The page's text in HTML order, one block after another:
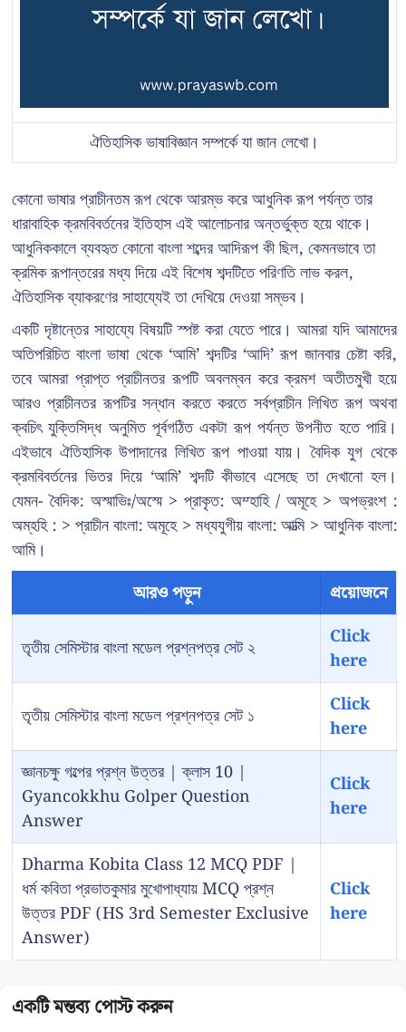
ঐতিহাসিক ভাষাবিজ্ঞান সম্পর্কে যা জান লেখো।
কোনো ভাষার প্রাচীনতম রূপ থেকে আরম্ভ করে আধুনিক রূপ পর্যন্ত তার
ধারাবাহিক ক্রমবিবর্তনের ইতিহাস এই আলোচনার অন্তর্ভুক্ত হয়ে থাকে।
আধুনিককালে ব্যবহৃত কোনো বাংলা শব্দের আদিরূপ কী ছিল, কেমনভাবে তা
ক্রমিক রূপান্তরের মধ্য দিয়ে এই বিশেষ শব্দটিতে পরিণতি লাভ করল,
ঐতিহাসিক ব্যাকরণের সাহায্যেই তা দেখিয়ে দেওয়া সম্ভব।
একটি দৃষ্টান্তের সাহায্যে বিষয়টি স্পষ্ট করা যেতে পারে। আমরা যদি আমাদের
অতিপরিচিত বাংলা ভাষা থেকে ‘আমি’ শব্দটির ‘আদি’ রূপ জানবার চেষ্টা করি,
তবে আমরা প্রাপ্ত প্রাচীনতর রূপটি অবলম্বন করে ক্রমশ অতীতমুখী হয়ে
আরও প্রাচীনতর রূপটির সন্ধান করতে করতে সর্বপ্রাচীন লিখিত রূপ অথবা
ক্বচিৎ যুক্তিসিদ্ধ অনুমিত পূর্বগঠিত একটা রূপ পর্যন্ত উপনীত হতে পারি।
এইভাবে ঐতিহাসিক উপাদানের লিখিত রূপ পাওয়া যায়। বৈদিক যুগ থেকে
ক্রমবিবর্তনের ভিতর দিয়ে ‘আমি’ শব্দটি কীভাবে এসেছে তা দেখানো হল।
যেমন- বৈদিক: অস্মাভিঃ/অস্মে > প্রাকৃত: অম্হাহি / অমূহে > অপভ্রংশ :
অম্‌হহি : > প্রাচীন বাংলা: অমূহে > মধ্যযুগীয় বাংলা: আত্মি > আধুনিক বাংলা:
আমি।
আরও পড়ুন
প্রয়োজনে
তৃতীয় সেমিস্টার বাংলা মডেল প্রশ্নপত্র সেট ২
Click
here
তৃতীয় সেমিস্টার বাংলা মডেল প্রশ্নপত্র সেট ১
Click
here
জ্ঞানচক্ষু গল্পের প্রশ্ন উত্তর | ক্লাস 10 |
Gyancokkhu Golper Question
Answer
Click
here
Dharma Kobita Class 12 MCQ PDF |
ধর্ম কবিতা প্রভাতকুমার মুখোপাধ্যায় MCQ প্রশ্ন
উত্তর PDF (HS 3rd Semester Exclusive
Answer)
Click
here